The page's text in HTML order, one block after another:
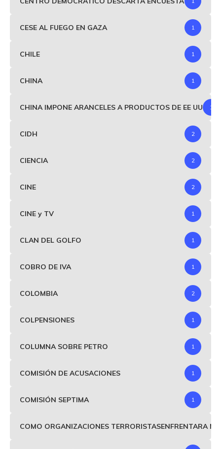
CESE AL FUEGO EN GAZA 1
CHILE 1
CHINA 1
CHINA IMPONE ARANCELES A PRODUCTOS DE EE UU 1
CIDH 2
CIENCIA 2
CINE 2
CINE y TV 1
CLAN DEL GOLFO 1
COBRO DE IVA 1
COLOMBIA 2
COLPENSIONES 1
COLUMNA SOBRE PETRO 1
COMISIÓN DE ACUSACIONES 1
COMISIÓN SEPTIMA 1
COMO ORGANIZACIONES TERRORISTASENFRENTARA